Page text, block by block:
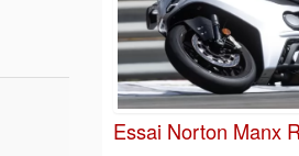
Essai Norton Manx R